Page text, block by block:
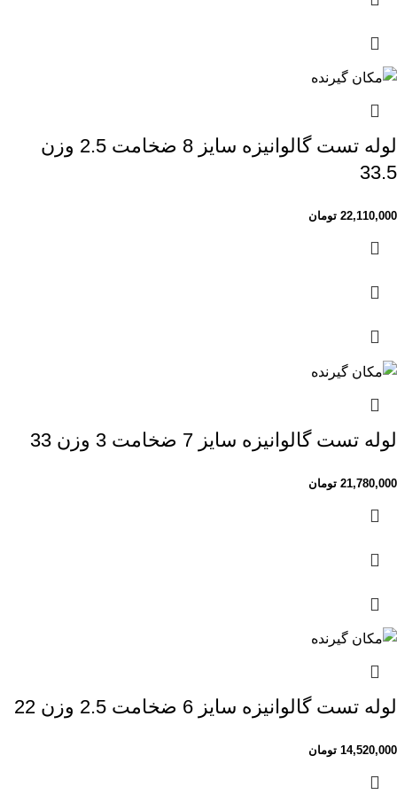
لوله تست گالوانیزه سایز 8 ضخامت 2.5 وزن
33.5
22,110,000 تومان
لوله تست گالوانیزه سایز 7 ضخامت 3 وزن 33
21,780,000 تومان
لوله تست گالوانیزه سایز 6 ضخامت 2.5 وزن 22
14,520,000 تومان